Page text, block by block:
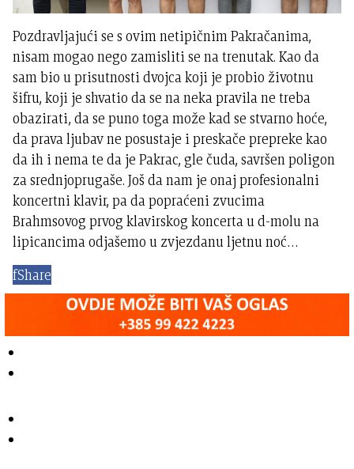
Pozdravljajući se s ovim netipičnim Pakračanima,
nisam mogao nego zamisliti se na trenutak. Kao da
sam bio u prisutnosti dvojca koji je probio životnu
šifru, koji je shvatio da se na neka pravila ne treba
obazirati, da se puno toga može kad se stvarno hoće,
da prava ljubav ne posustaje i preskače prepreke kao
da ih i nema te da je Pakrac, gle čuda, savršen poligon
za srednjoprugaše. Još da nam je onaj profesionalni
koncertni klavir, pa da popraćeni zvucima
Brahmsovog prvog klavirskog koncerta u d-molu na
lipicancima odjašemo u zvjezdanu ljetnu noć…
fShare